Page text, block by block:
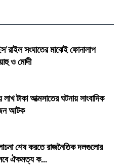
সংঘাতের মাঝেই ফোনালাপ
ও মোদী
টাকা আত্মসাতের ঘটনায় সাংবাদিক
জন আটক
শেষ করতে রাজনৈতিক দলগুলোর
ঐকমত্য ক...